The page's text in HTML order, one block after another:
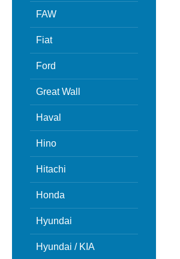
FAW
Fiat
Ford
Great Wall
Haval
Hino
Hitachi
Honda
Hyundai
Hyundai / KIA